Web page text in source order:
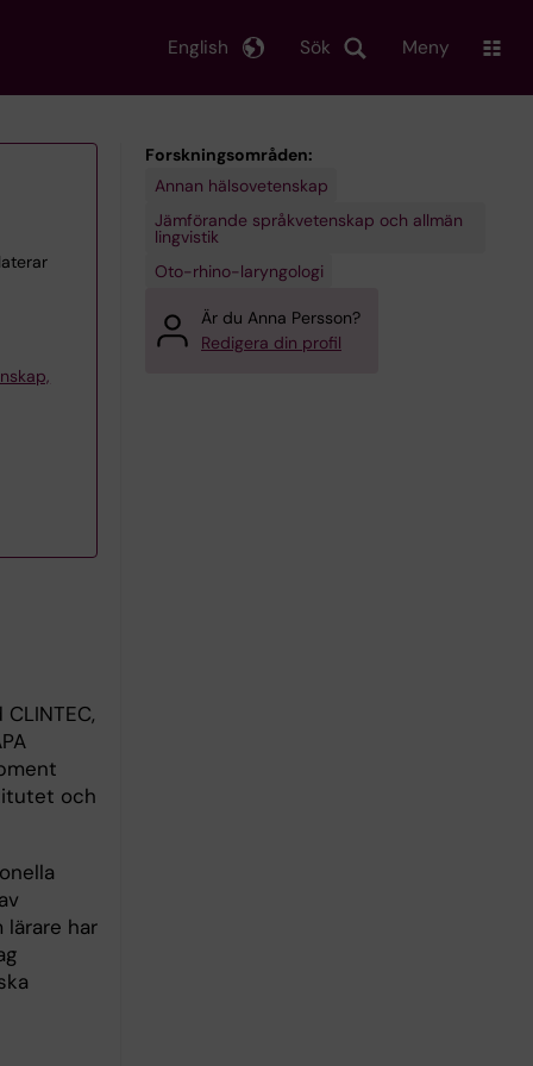
Sök
English Meny
och
har
Forskningsområden:
Annan hälsovetenskap
Jämförande språkvetenskap och allmän
lingvistik
Oto-rhino-laryngologi
Är du Anna Persson?
Redigera din profil